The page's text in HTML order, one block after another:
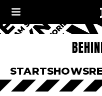
STARTSHOWS